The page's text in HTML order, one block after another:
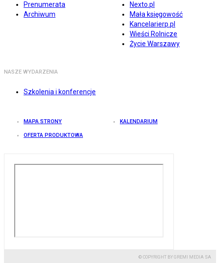
Prenumerata
Archiwum
Nexto.pl
Mała księgowość
Kancelarierp.pl
Wieści Rolnicze
Życie Warszawy
NASZE WYDARZENIA
Szkolenia i konferencje
MAPA STRONY KALENDARIUM
OFERTA PRODUKTOWA
© COPYRIGHT BY GREMI MEDIA SA